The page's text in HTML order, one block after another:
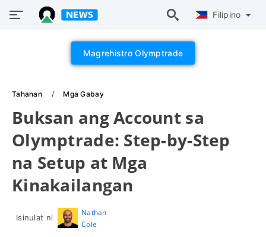
Filipino
Magrehistro Olymptrade
Tahanan Mga Gabay
Buksan ang Account sa
Olymptrade: Step-by-Step
na Setup at Mga
Kinakailangan
Isinulat ni
Nathan
Cole